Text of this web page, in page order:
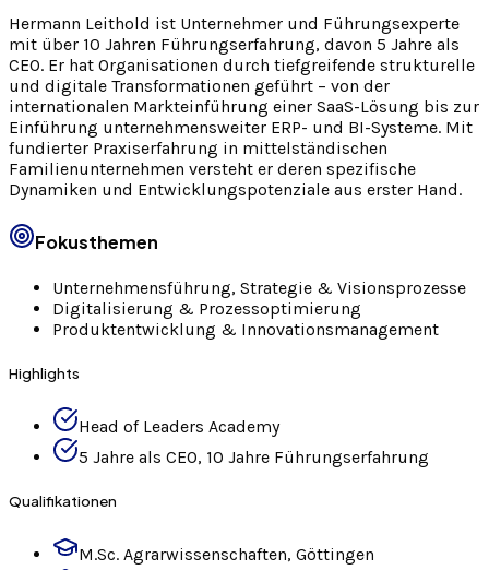
Hermann Leithold ist Unternehmer und Führungsexperte
mit über 10 Jahren Führungserfahrung, davon 5 Jahre als
CEO. Er hat Organisationen durch tiefgreifende strukturelle
und digitale Transformationen geführt – von der
internationalen Markteinführung einer SaaS-Lösung bis zur
Einführung unternehmensweiter ERP- und BI-Systeme. Mit
fundierter Praxiserfahrung in mittelständischen
Familienunternehmen versteht er deren spezifische
Dynamiken und Entwicklungspotenziale aus erster Hand.
Fokusthemen
Unternehmensführung, Strategie & Visionsprozesse
Digitalisierung & Prozessoptimierung
Produktentwicklung & Innovationsmanagement
Highlights
Head of Leaders Academy
5 Jahre als CEO, 10 Jahre Führungserfahrung
Qualifikationen
M.Sc. Agrarwissenschaften, Göttingen